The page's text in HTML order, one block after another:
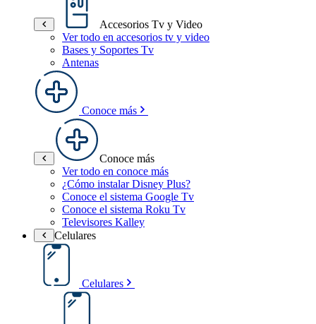
Accesorios Tv y Video
Ver todo en accesorios tv y video
Bases y Soportes Tv
Antenas
Conoce más
Conoce más
Ver todo en conoce más
¿Cómo instalar Disney Plus?
Conoce el sistema Google Tv
Conoce el sistema Roku Tv
Televisores Kalley
Celulares
Celulares